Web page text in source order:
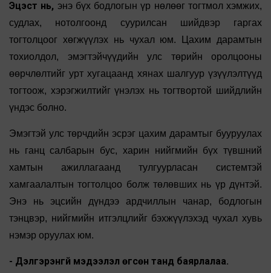
Эцэст нь, энэ бүх бодлогын үр нөлөөг тогтмол хэмжих,
судлах, нотолгоонд суурилсан шийдвэр гаргах
тогтолцоог хөгжүүлэх нь чухал юм. Цахим дарамтын
тохиолдол, эмэгтэйчүүдийн улс төрийн оролцооны
өөрчлөлтийг урт хугацаанд хянах шалгуур үзүүлэлтүүд
тогтоож, хэрэгжилтийг үнэлэх нь тогтвортой шийдлийн
үндэс болно.
Эмэгтэй улс төрчдийн эсрэг цахим дарамтыг бууруулах
нь ганц салбарын бус, харин нийгмийн бүх түвшний
хамтын ажиллагаанд тулгуурласан системтэй
хамгаалалтын тогтолцоо болж төлөвших нь үр дүнтэй.
Энэ нь эцсийн дүндээ ардчиллын чанар, бодлогын
тэнцвэр, нийгмийн итгэлцлийг бэхжүүлэхэд чухал хувь
нэмэр оруулах юм.
- Дэлгэрэнгүй мэдээлэл өгсөн танд баярлалаа.